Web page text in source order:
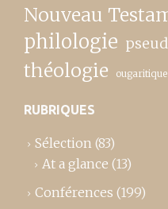
Nouveau
philologie
théologie ougaritique
RUBRIQUES
Sélection (83)
At a glance (13)
Conférences (199)